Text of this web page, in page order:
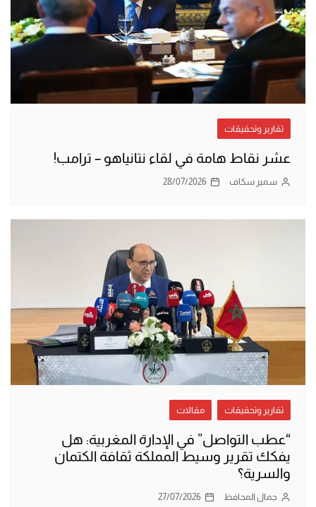
تقارير وتحقيقات
عشر نقاط هامة في لقاء نتانياهو – ترامب!
سمير سكاف 28/07/2026
تقارير وتحقيقات مقالات
“عطب التواصل” في الإدارة المغربية: هل
يفكك تقرير وسيط المملكة ثقافة الكتمان
والسرية؟
جمال المحافظ 27/07/2026